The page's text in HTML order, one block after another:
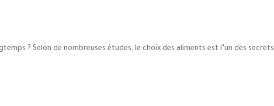
? Selon de nombreuses études, le choix des aliments est l’un des secrets